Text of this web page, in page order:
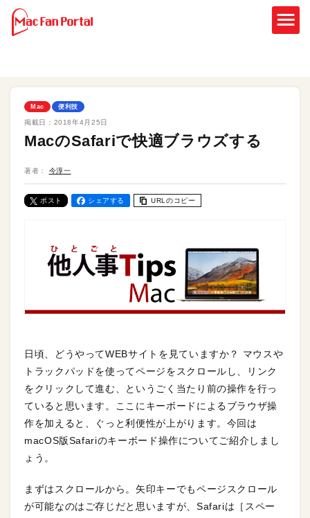
Mac 便利技
掲載日： 2018年4月25日
MacのSafariで快適ブラウズする
著者： 今淳一
ポスト シェアする URLのコピー
日頃、どうやってWEBサイトを見ていますか？ マウスや
トラックパッドを使ってページをスクロールし、リンク
をクリックして進む、というごく当たり前の操作を行っ
ていると思います。ここにキーボードによるブラウザ操
作を加えると、ぐっと利便性が上がります。今回は
macOS版Safariのキーボード操作についてご紹介しまし
ょう。
まずはスクロールから。矢印キーでもページスクロール
が可能なのはご存じだと思いますが、Safariは［スペー